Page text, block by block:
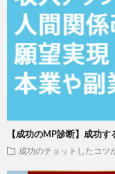
【成功のMP診断】成功
成功のチョットしたコツ